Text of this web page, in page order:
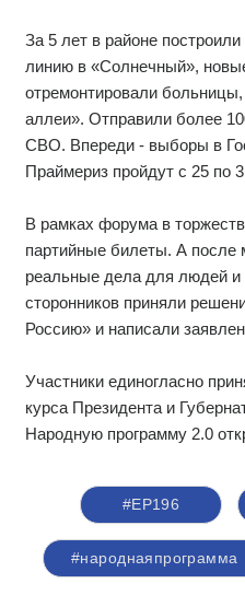
За 5 лет в районе
линию в «Солнечный»,
отремонтировали
аллеи». Отправили более
СВО. Впереди - выборы в
Праймериз пройдут с 25 по
В рамках форума в
партийные билеты. А после
реальные дела для людей и
сторонников приняли
Россию» и написали
Участники единогласно
курса Президента и
Народную программу 2.0
#ЕР196
#народнаяпрограмма